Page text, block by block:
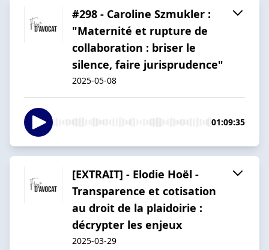
#298 - Caroline Szmukler :
"Maternité et rupture de
collaboration : briser le
silence, faire jurisprudence"
2025-05-08
01:09:35
[EXTRAIT] - Elodie Hoël -
Transparence et cotisation
au droit de la plaidoirie :
décrypter les enjeux
2025-03-29